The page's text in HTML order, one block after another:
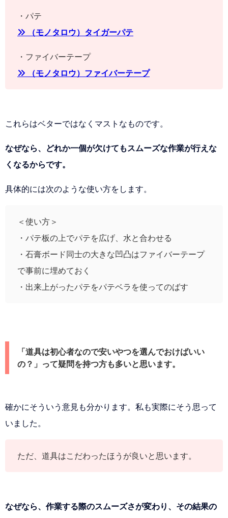
・パテ
» （モノタロウ）タイガーパテ
・ファイバーテープ
» （モノタロウ）ファイバーテープ
これらはベターではなくマストなものです。
なぜなら、どれか一個が欠けてもスムーズな作業が行えな
くなるからです。
具体的には次のような使い方をします。
＜使い方＞
・パテ板の上でパテを広げ、水と合わせる
・石膏ボード同士の大きな凹凸はファイバーテープ
で事前に埋めておく
・出来上がったパテをパテベラを使ってのばす
「道具は初心者なので安いやつを選んでおけばいい
の？」って疑問を持つ方も多いと思います。
確かにそういう意見も分かります。私も実際にそう思って
いました。
ただ、道具はこだわったほうが良いと思います。
なぜなら、作業する際のスムーズさが変わり、その結果の